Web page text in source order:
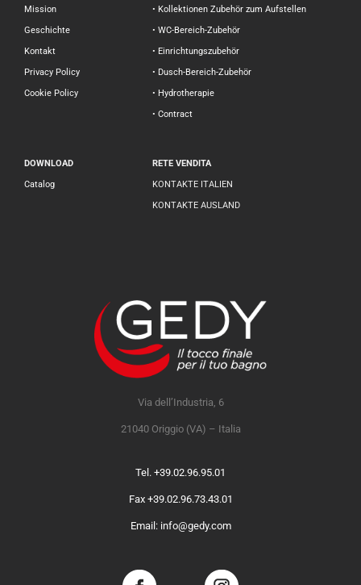
Mission
Geschichte
Kontakt
Privacy Policy
Cookie Policy
• Kollektionen Zubehör zum Aufstellen
• WC-Bereich-Zubehör
• Einrichtungszubehör
• Dusch-Bereich-Zubehör
• Hydrotherapie
• Contract
DOWNLOAD
Catalog
RETE VENDITA
KONTAKTE ITALIEN
KONTAKTE AUSLAND
Via dell’Industria, 6
21040 Origgio (VA) – Italia
Tel. +39.02.96.95.01
Fax +39.02.96.73.43.01
Email: info@gedy.com